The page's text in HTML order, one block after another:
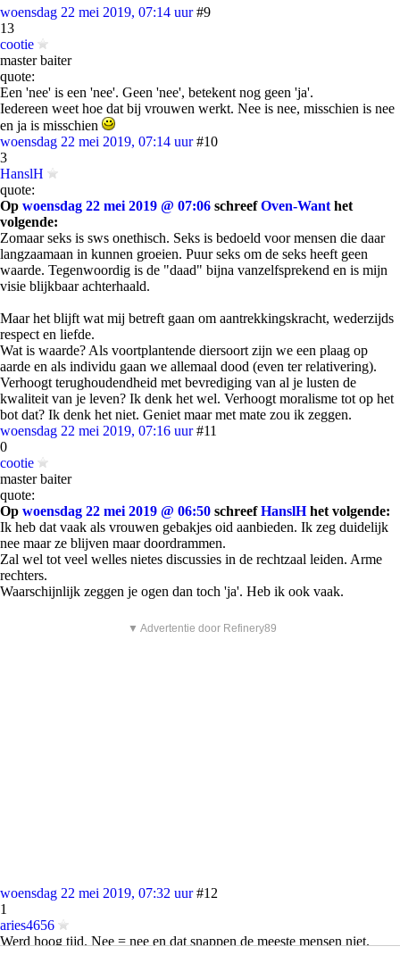
woensdag 22 mei 2019, 07:14 uur #9
13
cootie
master baiter
quote:
Een 'nee' is een 'nee'. Geen 'nee', betekent nog geen 'ja'.
Iedereen weet hoe dat bij vrouwen werkt. Nee is nee, misschien is nee
en ja is misschien
woensdag 22 mei 2019, 07:14 uur #10
3
HanslH
quote:
Op woensdag 22 mei 2019 @ 07:06 schreefOven-Want het
volgende:
Zomaar seks is sws onethisch. Seks is bedoeld voor mensen die daar
langzaamaan in kunnen groeien. Puur seks om de seks heeft geen
waarde. Tegenwoordig is de "daad" bijna vanzelfsprekend en is mijn
visie blijkbaar achterhaald.
Maar het blijft wat mij betreft gaan om aantrekkingskracht, wederzijds
respect en liefde.
Wat is waarde? Als voortplantende diersoort zijn we een plaag op
aarde en als individu gaan we allemaal dood (even ter relativering).
Verhoogt terughoudendheid met bevrediging van al je lusten de
kwaliteit van je leven? Ik denk het wel. Verhoogt moralisme tot op het
bot dat? Ik denk het niet. Geniet maar met mate zou ik zeggen.
woensdag 22 mei 2019, 07:16 uur #11
0
cootie
master baiter
quote:
Op woensdag 22 mei 2019 @ 06:50 schreefHanslHhet volgende:
Ik heb dat vaak als vrouwen gebakjes oid aanbieden. Ik zeg duidelijk
nee maar ze blijven maar doordrammen.
Zal wel tot veel welles nietes discussies in de rechtzaal leiden. Arme
rechters.
Waarschijnlijk zeggen je ogen dan toch 'ja'. Heb ik ook vaak.
▼ Advertentie door Refinery89
woensdag 22 mei 2019, 07:32 uur #12
1
aries4656
Werd hoog tijd. Nee = nee en dat snappen de meeste mensen niet.